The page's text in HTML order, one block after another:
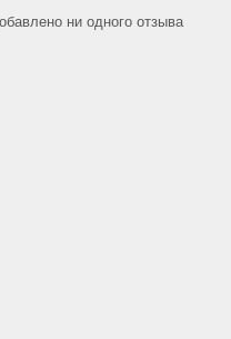
ни одного отзыва